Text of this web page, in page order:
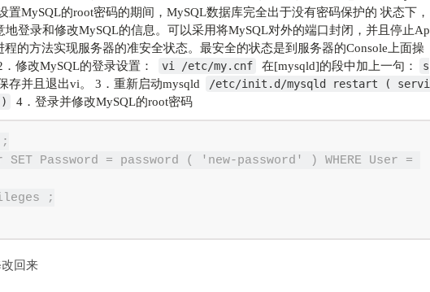
置MySQL的root密码的期间，MySQL数据库完全出于没有密码保护的 状态下，
地登录和修改MySQL的信息。可以采用将MySQL对外的端口封闭，并且停止Ap
程的方法实现服务器的准安全状态。最安全的状态是到服务器的Console上面操
修改MySQL的登录设置：
vi /etc/my.cnf 在[mysqld]的段中加上一句：
s
存并且退出vi。 3．重新启动mysqld
/etc/init.d/mysqld restart ( servi
4．登录并修改MySQL的root密码
;
SET Password = password ( 'new-password' ) WHERE User =
;